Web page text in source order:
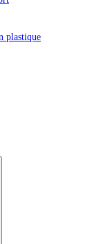
plastique